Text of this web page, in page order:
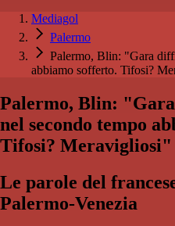
Mediagol
Palermo
Palermo, Blin: "Gara
abbiamo sofferto. Tifosi?
Palermo, Blin:
nel secondo tempo
Tifosi? Meravigliosi"
Le parole del
Palermo-Venezia